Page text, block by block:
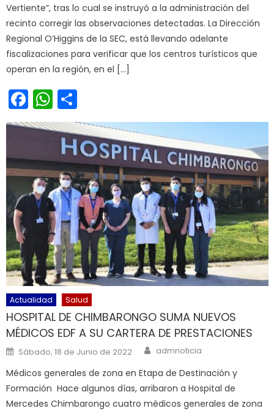
Vertiente”, tras lo cual se instruyó a la administración del
recinto corregir las observaciones detectadas. La Dirección
Regional O’Higgins de la SEC, está llevando adelante
fiscalizaciones para verificar que los centros turísticos que
operan en la región, en el […]
Facebook
WhatsApp
Actualidad Salud
HOSPITAL DE CHIMBARONGO SUMA NUEVOS
MÉDICOS EDF A SU CARTERA DE PRESTACIONES
Posted on
Sábado, 18 de Junio de 2022 Author
admnoticia
Médicos generales de zona en Etapa de Destinación y
Formación Hace algunos días, arribaron a Hospital de
Mercedes Chimbarongo cuatro médicos generales de zona